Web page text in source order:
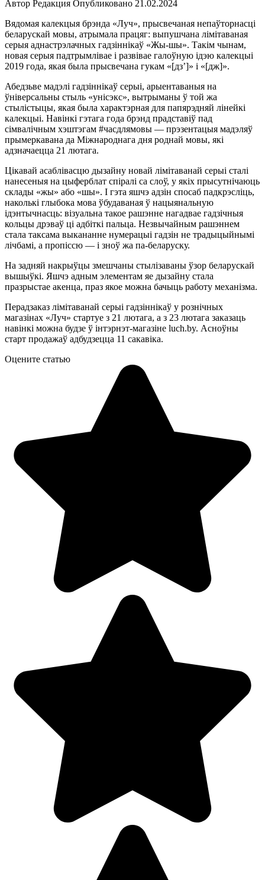
Автор Редакция Опубликовано 21.02.2024
Вядомая калекцыя брэнда «Луч», прысвечаная непаўторнасці
беларускай мовы, атрымала працяг: выпушчана лімітаваная
серыя аднастрэлачных гадзіннікаў «Жы-шы». Такім чынам,
новая серыя падтрымлівае і развівае галоўную ідэю калекцыі
2019 года, якая была прысвечана гукам «[дз’]» і «[дж]».
Абедзьве мадэлі гадзіннікаў серыі, арыентаваныя на
ўніверсальны стыль «унісэкс», вытрыманы ў той жа
стылістыцы, якая была характэрная для папярэдняй лінейкі
калекцыі. Навінкі гэтага года брэнд прадставіў пад
сімвалічным хэштэгам #часдлямовы — прэзентацыя мадэляў
прымеркавана да Міжнароднага дня роднай мовы, які
адзначаецца 21 лютага.
Цікавай асаблівасцю дызайну новай лімітаванай серыі сталі
нанесеныя на цыферблат спіралі са слоў, у якіх прысутнічаюць
склады «жы» або «шы». І гэта яшчэ адзін спосаб падкрэсліць,
наколькі глыбока мова ўбудаваная ў нацыянальную
ідэнтычнасць: візуальна такое рашэнне нагадвае гадзічныя
кольцы дрэваў ці адбіткі пальца. Незвычайным рашэннем
стала таксама выкананне нумерацыі гадзін не традыцыйнымі
лічбамі, а пропіссю — і зноў жа па-беларуску.
На задняй накрыўцы змешчаны стылізаваны ўзор беларускай
вышыўкі. Яшчэ адным элементам яе дызайну стала
празрыстае акенца, праз якое можна бачыць работу механізма.
Перадзаказ лімітаванай серыі гадзіннікаў у рознічных
магазінах «Луч» стартуе з 21 лютага, а з 23 лютага заказаць
навінкі можна будзе ў інтэрнэт-магазіне luch.by. Асноўны
старт продажаў адбудзецца 11 сакавіка.
Оцените статью